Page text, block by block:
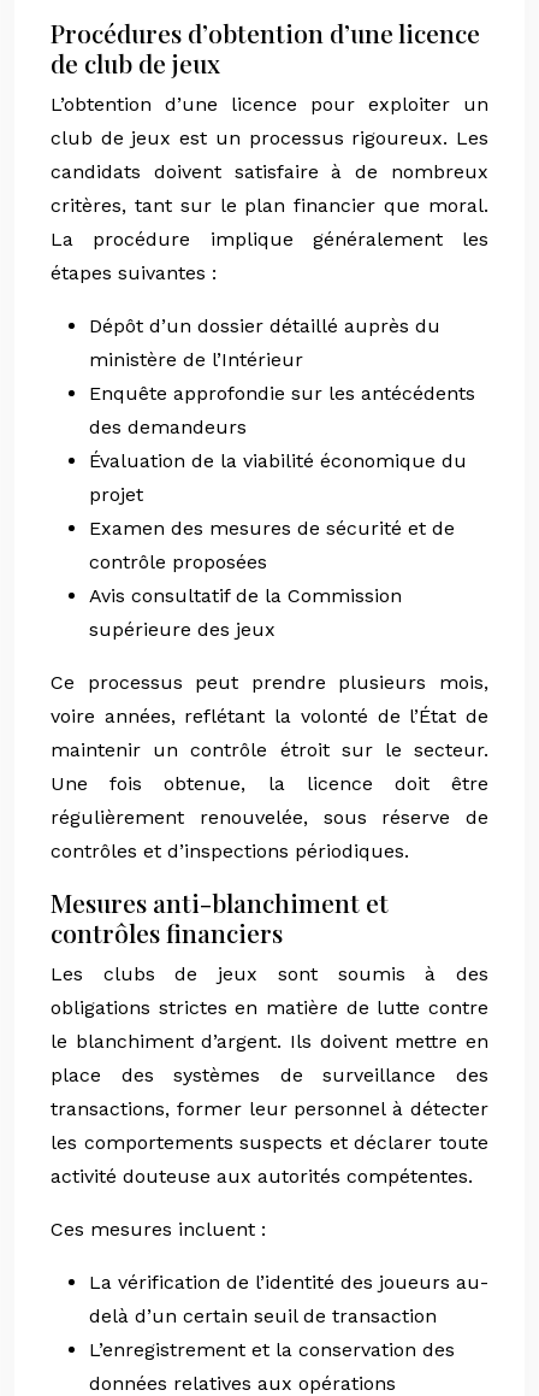
Procédures d’obtention d’une licence
de club de jeux
L’obtention d’une licence pour exploiter un
club de jeux est un processus rigoureux. Les
candidats doivent satisfaire à de nombreux
critères, tant sur le plan financier que moral.
La procédure implique généralement les
étapes suivantes :
Dépôt d’un dossier détaillé auprès du
ministère de l’Intérieur
Enquête approfondie sur les antécédents
des demandeurs
Évaluation de la viabilité économique du
projet
Examen des mesures de sécurité et de
contrôle proposées
Avis consultatif de la Commission
supérieure des jeux
Ce processus peut prendre plusieurs mois,
voire années, reflétant la volonté de l’État de
maintenir un contrôle étroit sur le secteur.
Une fois obtenue, la licence doit être
régulièrement renouvelée, sous réserve de
contrôles et d’inspections périodiques.
Mesures anti-blanchiment et
contrôles financiers
Les clubs de jeux sont soumis à des
obligations strictes en matière de lutte contre
le blanchiment d’argent. Ils doivent mettre en
place des systèmes de surveillance des
transactions, former leur personnel à détecter
les comportements suspects et déclarer toute
activité douteuse aux autorités compétentes.
Ces mesures incluent :
La vérification de l’identité des joueurs au-
delà d’un certain seuil de transaction
L’enregistrement et la conservation des
données relatives aux opérations